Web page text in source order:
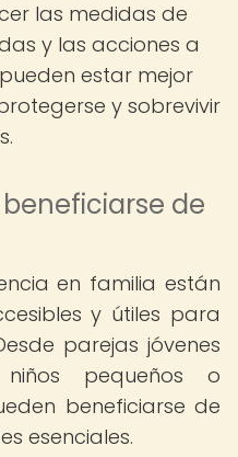
las medidas de
y las acciones a
estar mejor
y sobrevivir
de
en familia están
y útiles para
parejas jóvenes
pequeños o
beneficiarse de
esenciales.